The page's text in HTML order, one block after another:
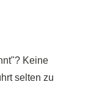
Keine
selten zu